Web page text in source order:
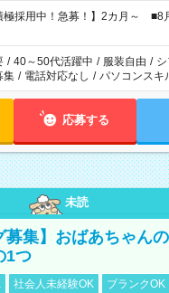
ど、ご希望を教えてくださいね。 ※Wワーク
覧のお仕事で希望する勤務時間
。 合計で週40時間を超える場合
極採用中！急募！】2カ月～ ■8
/ 40～50代活躍中 / 服装自由 /
集 / 電話対応なし / パソコンスキ
応募する
未読
募集】おばあちゃん
1つ
社会人未経験OK
ブランクOK